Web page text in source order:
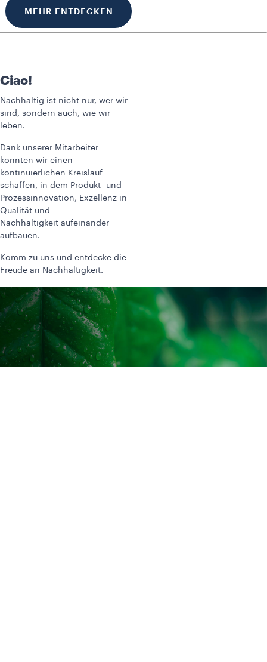
MEHR ENTDECKEN
Ciao!
Nachhaltig ist nicht nur, wer wir
sind, sondern auch, wie wir
leben.
Dank unserer Mitarbeiter
konnten wir einen
kontinuierlichen Kreislauf
schaffen, in dem Produkt- und
Prozessinnovation, Exzellenz in
Qualität und
Nachhaltigkeit aufeinander
aufbauen.
Komm zu uns und entdecke die
Freude an Nachhaltigkeit.